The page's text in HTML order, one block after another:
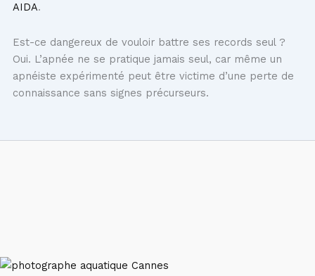
AIDA.
Est-ce dangereux de vouloir battre ses records seul ?
Oui. L’apnée ne se pratique jamais seul, car même un
apnéiste expérimenté peut être victime d’une perte de
connaissance sans signes précurseurs.